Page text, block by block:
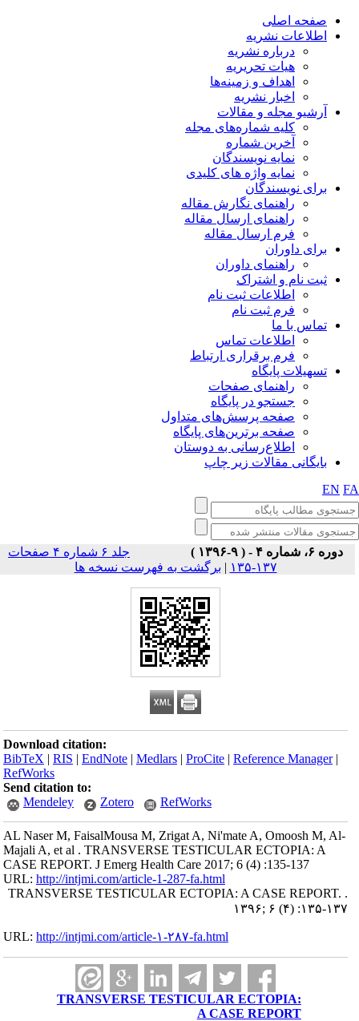
صفحه اصلی
اطلاعات نشریه
درباره نشریه
هیات تحریریه
اهداف و زمینه‌ها
اخبار نشریه
آرشیو مجله و مقالات
کلیه شماره‌های مجله
آخرین شماره
نمایه نویسندگان
نمایه واژه های کلیدی
برای نویسندگان
راهنمای نگارش مقاله
راهنمای ارسال مقاله
فرم ارسال مقاله
برای داوران
راهنمای داوران
ثبت نام و اشتراک
اطلاعات ثبت نام
فرم ثبت نام
تماس با ما
اطلاعات تماس
فرم برقراری ارتباط
تسهیلات پایگاه
راهنمای صفحات
جستجو در پایگاه
صفحه پرسش‌های متداول
صفحه برترین‌های پایگاه
اطلاع‌رسانی به دوستان
بایگانی مقالات زیر چاپ
EN
دوره ۶، شماره ۴ - ( ۹-۱۳۹۶ )
جلد ۶ شماره ۴ صفحات
۱۳۷-۱۳۵
| برگشت به فهرست نسخه ها
Download citation:
BibTeX |RIS |EndNote |Medlars |ProCite |Reference Manager
RefWorks
Send citation to:
Mendeley
Zotero RefWorks
AL Naser M, FaisalMousa M, Zrigat A, Ni'mate A, Omoosh M, Al-
Majali A, et al . TRANSVERSE TESTICULAR ECTOPIA: A
CASE REPORT. J Emerg Health Care 2017; 6 (4) :135-137
URL:http://intjmi.com/article-1-287-fa.html
TRANSVERSE TESTICULAR ECTOPIA: A CASE REPORT. .
۱۳۹۶; ۶ (۴) :۱۳۵-۱۳۷
URL:http://intjmi.com/article-۱-۲۸۷-fa.html
TRANSVERSE TESTICULAR ECTOPIA:
A CASE REPORT